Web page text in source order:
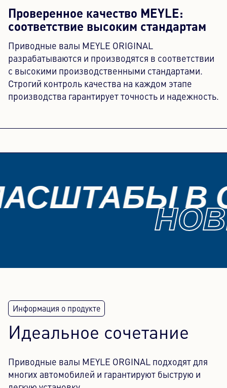
Проверенное качество MEYLE:
соответствие высоким стандартам
Приводные валы MEYLE ORIGINAL
разрабатываются и производятся в соответствии
с высокими производственными стандартами.
Строгий контроль качества на каждом этапе
производства гарантирует точность и надежность.
В
Идеальное сочетание
Приводные валы MEYLE ORGINAL подходят для
многих автомобилей и гарантируют быструю и